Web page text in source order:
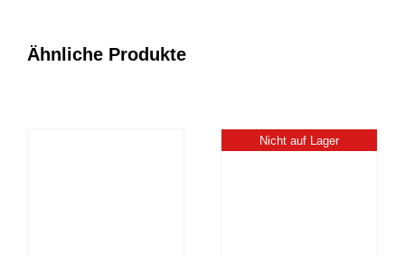
Ähnliche Produkte
Nicht auf Lager